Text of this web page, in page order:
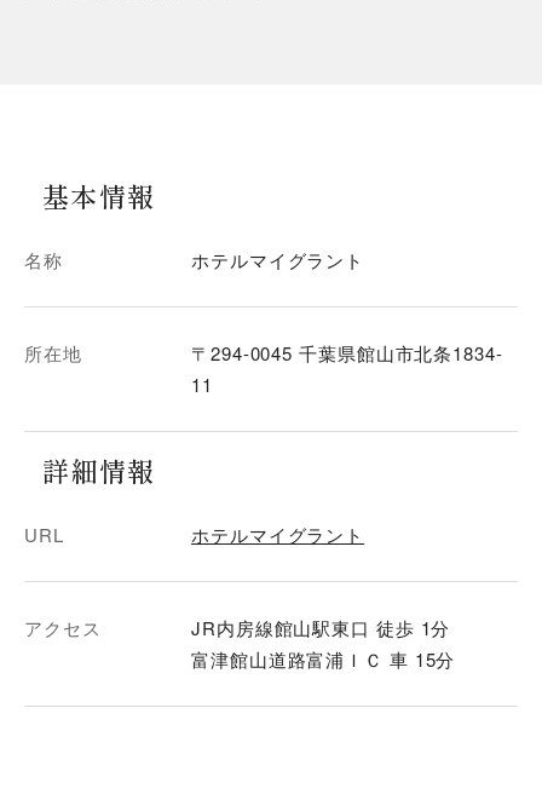
基本情報
名称 ホテルマイグラント
所在地
〒294-0045 千葉県館山市北条1834-
11
詳細情報
URL ホテルマイグラント
アクセス
JR内房線館山駅東口 徒歩 1分
富津館山道路富浦ＩＣ 車 15分